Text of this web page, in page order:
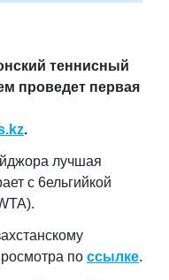
теннисный
проведет первая
.
лучшая
с 6ельгийкой
по ссылке.